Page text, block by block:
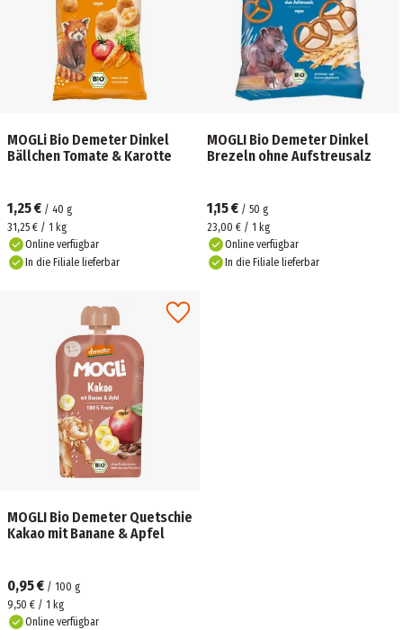
MOGLi Bio Demeter Dinkel
Bällchen Tomate & Karotte
1,25 € / 40 g
31,25 € / 1 kg
Online verfügbar
In die Filiale lieferbar
MOGLI Bio Demeter Dinkel
Brezeln ohne Aufstreusalz
1,15 € / 50 g
23,00 € / 1 kg
Online verfügbar
In die Filiale lieferbar
MOGLI Bio Demeter Quetschie
Kakao mit Banane & Apfel
0,95 € / 100 g
9,50 € / 1 kg
Online verfügbar